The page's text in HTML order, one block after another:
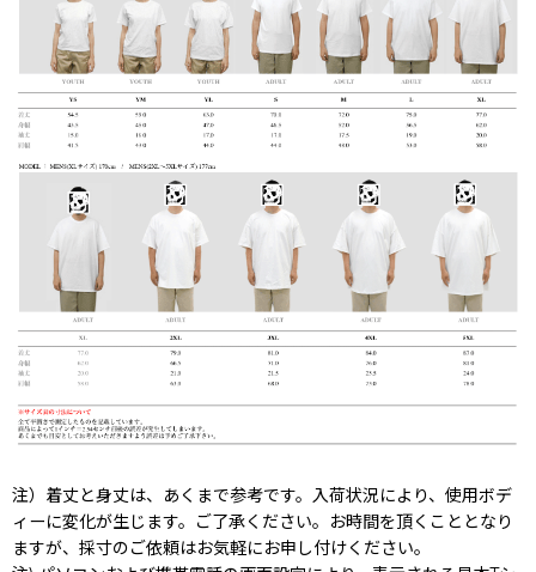
注）着丈と身丈は、あくまで参考です。入荷状況により、使用ボデ
ィーに変化が生じます。ご了承ください。お時間を頂くこととなり
ますが、採寸のご依頼はお気軽にお申し付けください。